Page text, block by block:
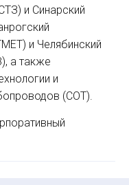
и Синарский
и Челябинский
а также
и
(СОТ).